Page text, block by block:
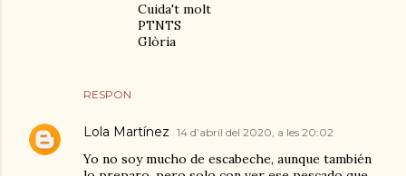
RESPON
Cuida't molt
PTNTS
Glòria
Lola Martínez 14 d’abril del 2020, a les 20:02
Yo no soy mucho de escabeche, aunque también